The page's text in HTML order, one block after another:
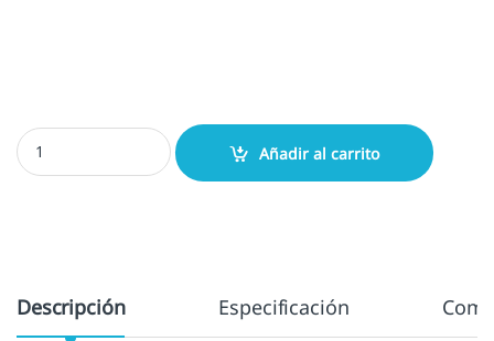
Shiny S835 - 30x20 mm. cantidad
Añadir al carrito
Descripción Especificación